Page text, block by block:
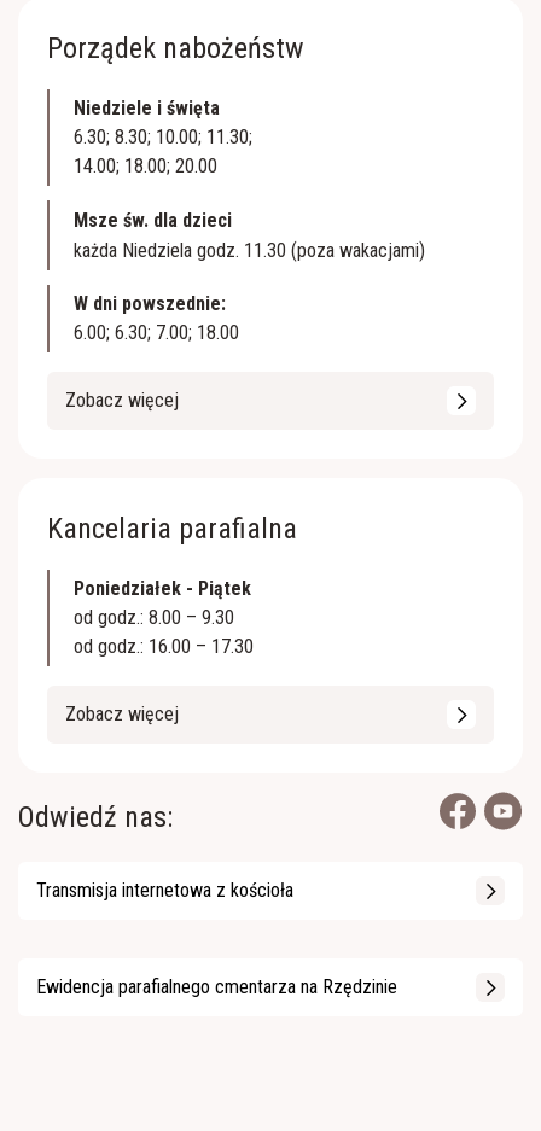
Porządek nabożeństw
Niedziele i święta
6.30; 8.30; 10.00; 11.30;
14.00; 18.00; 20.00
Msze św. dla dzieci
każda Niedziela godz. 11.30 (poza wakacjami)
W dni powszednie:
6.00; 6.30; 7.00; 18.00
Zobacz więcej
Kancelaria parafialna
Poniedziałek - Piątek
od godz.: 8.00 – 9.30
od godz.: 16.00 – 17.30
Zobacz więcej
Odwiedź nas:
Transmisja internetowa z kościoła
Ewidencja parafialnego cmentarza na Rzędzinie